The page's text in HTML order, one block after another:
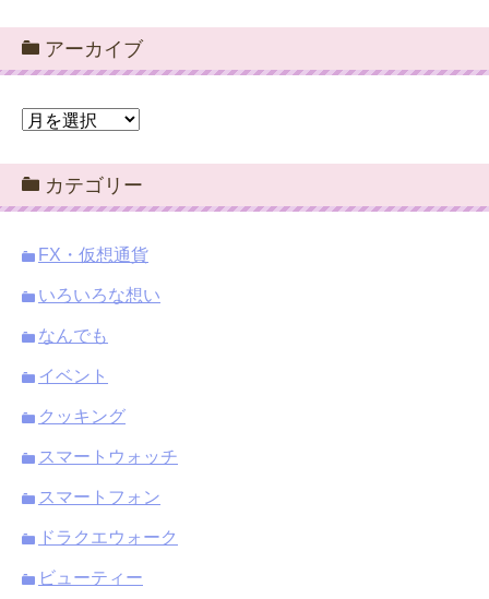
アーカイブ
ア
カ
イ
ブ
カテゴリー
FX・仮想通貨
いろいろな想い
なんでも
イベント
クッキング
スマートウォッチ
スマートフォン
ドラクエウォーク
ビューティー